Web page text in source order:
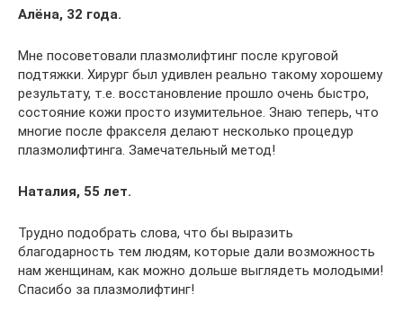
Алёна, 32 года.
Мне посоветовали плазмолифтинг после круговой
подтяжки. Хирург был удивлен реально такому хорошему
результату, т.е. восстановление прошло очень быстро,
состояние кожи просто изумительное. Знаю теперь, что
многие после фракселя делают несколько процедур
плазмолифтинга. Замечательный метод!
Наталия, 55 лет.
Трудно подобрать слова, что бы выразить
благодарность тем людям, которые дали возможность
нам женщинам, как можно дольше выглядеть молодыми!
Спасибо за плазмолифтинг!